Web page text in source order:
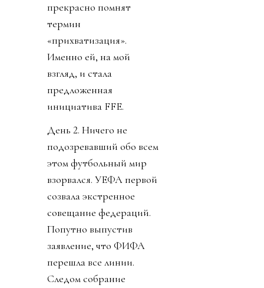
прекрасно помнят
термин
«прихватизация».
Именно ей, на мой
взгляд, и стала
предложенная
инициатива FFE.
День 2. Ничего не
подозревавший обо всем
этом футбольный мир
взорвался. УЕФА первой
созвала экстренное
совещание федераций.
Попутно выпустив
заявление, что ФИФА
перешла все линии.
Следом собрание